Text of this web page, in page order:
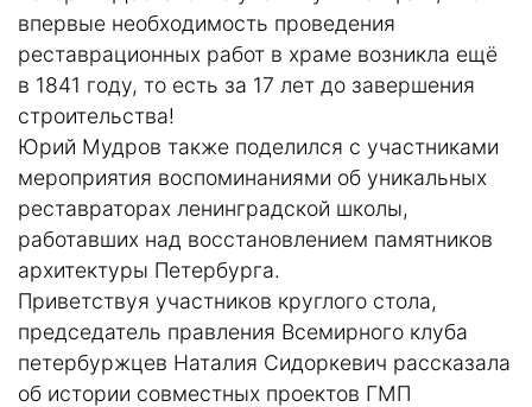
впервые необходимость проведения
реставрационных работ в храме возникла ещё
в 1841 году, то есть за 17 лет до завершения
строительства!
Юрий Мудров также поделился с участниками
мероприятия воспоминаниями об уникальных
реставраторах ленинградской школы,
работавших над восстановлением памятников
архитектуры Петербурга.
Приветствуя участников круглого стола,
председатель правления Всемирного клуба
петербуржцев Наталия Сидоркевич рассказала
об истории совместных проектов ГМП